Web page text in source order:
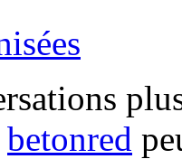
betonred